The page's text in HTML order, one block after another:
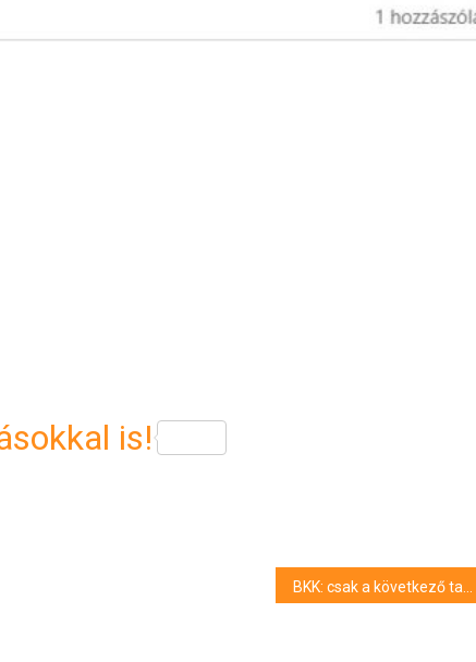
is!
BKK: csak a következő tanévtől lépnek életbe a tanulóbérletekhez kapcsolódó új adatfeltüntetési szabályok